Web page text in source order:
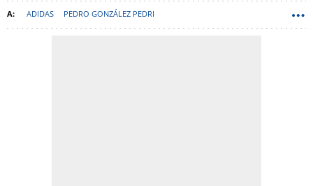
ADIDAS PEDRO GONZÁLEZ PEDRI